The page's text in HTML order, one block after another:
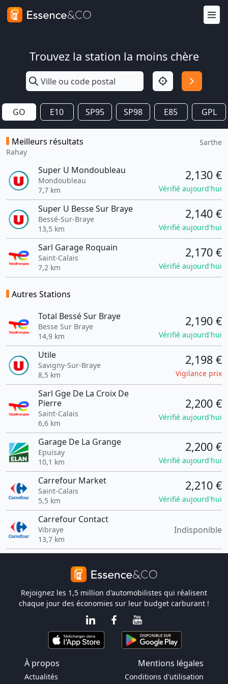
Trouvez la station la moins chère
GO E10 SP95 SP98 E85 GPL
Meilleurs résultats
Rahay
Sarthe
Super U Mondoubleau
Mondoubleau
7,7 km
2,130 €
Vérifié aujourd'hui
Super U Besse Sur Braye
Bessé-Sur-Braye
13,5 km
2,140 €
Vérifié aujourd'hui
Sarl Garage Roquain
Saint-Calais
7,2 km
2,170 €
Vérifié aujourd'hui
Autres Stations
Total Bessé Sur Braye
Besse Sur Braye
14,9 km
2,190 €
Vérifié aujourd'hui
Utile
Savigny-Sur-Braye
8,5 km
2,198 €
Vigilance prix
Sarl Gge De La Croix De
Pierre
Saint-Calais
6,6 km
2,200 €
Vérifié aujourd'hui
Garage De La Grange
Epuisay
10,1 km
2,200 €
Vérifié aujourd'hui
Carrefour Market
Saint-Calais
5,5 km
2,210 €
Vérifié aujourd'hui
Carrefour Contact
Vibraye
13,7 km
Indisponible
Rejoignez les 1,5 million d'automobilistes qui réalisent
chaque jour des économies sur leur budget carburant !
À propos Mentions légales
Actualités
Conditions d'utilisation